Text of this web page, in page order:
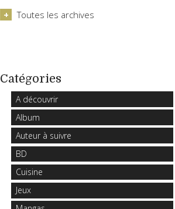
Toutes les archives
Catégories
A découvrir
Album
Auteur à suivre
BD
Cuisine
Jeux